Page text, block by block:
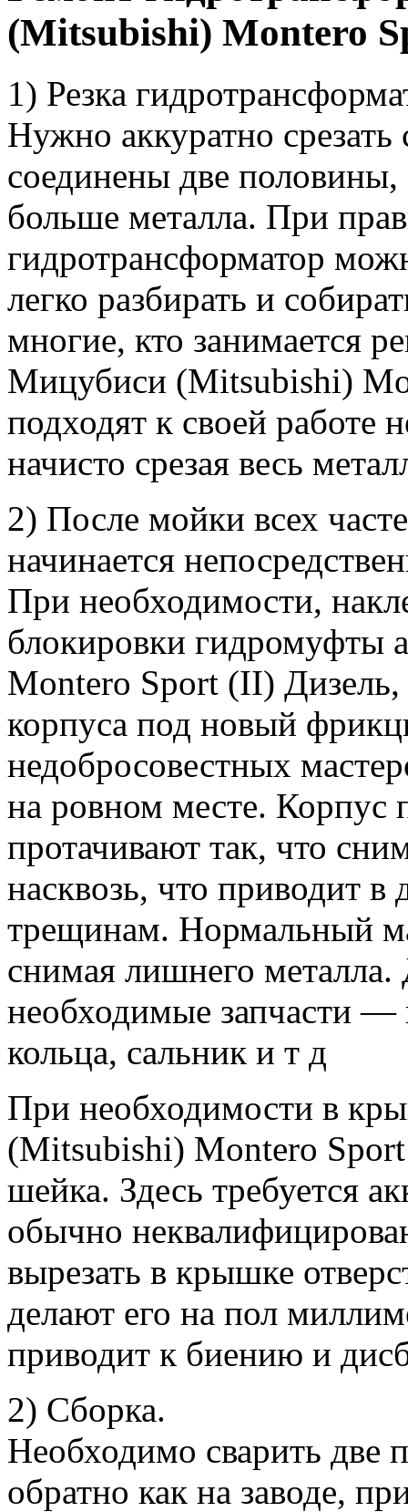
(Mitsubishi) Montero
1) Резка
Нужно аккуратно
соединены две половины,
больше металла. При
гидротрансформатор
легко разбирать и
многие, кто занимается
Мицубиси (Mitsubishi)
подходят к своей работе
начисто срезая весь
2) После мойки всех
начинается
При необходимости,
блокировки
Montero Sport (II) Дизель,
корпуса под новый
недобросовестных
на ровном месте.
протачивают так, что
насквозь, что приводит
трещинам. Нормальный
снимая лишнего металла.
необходимые запчасти
кольца, сальник и т д
При необходимости в
(Mitsubishi) Montero Sport
шейка. Здесь требуется
обычно
вырезать в крышке
делают его на пол
приводит к биению и
2) Сборка.
Необходимо сварить две
обратно как на заводе,